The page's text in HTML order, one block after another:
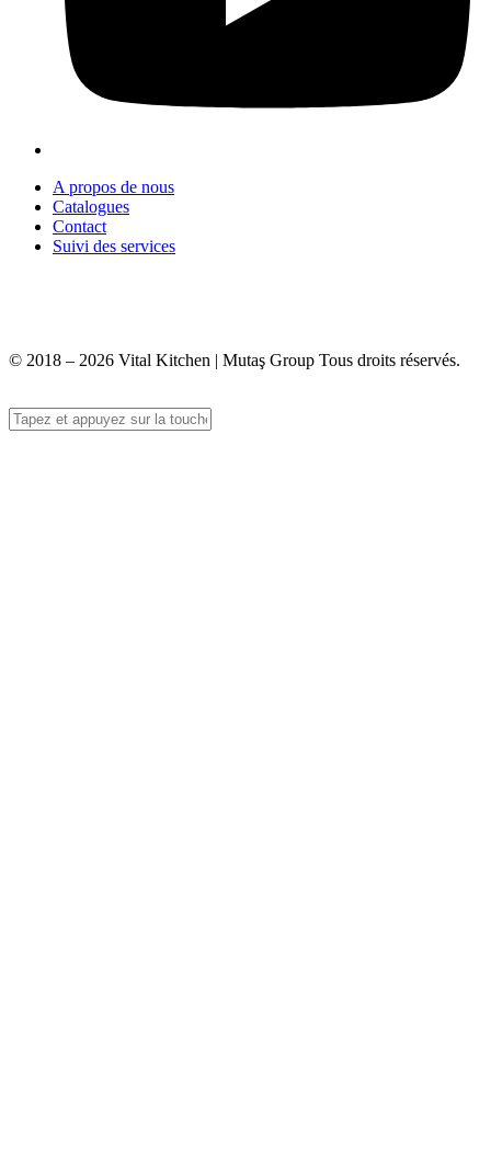
A propos de nous
Catalogues
Contact
Suivi des services
© 2018 – 2026 Vital Kitchen | Mutaş Group Tous droits réservés.